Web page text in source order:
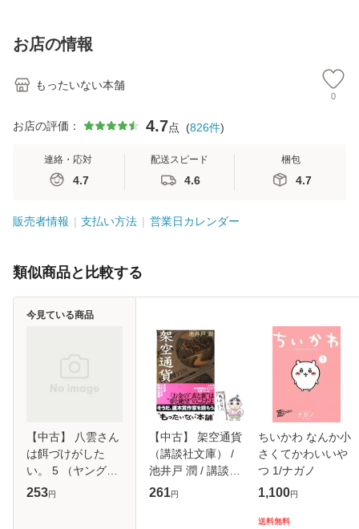
恵 藤本幸三 / 南江
堂 [単行
お店の情報
もったいない本舗
0
お店の評価： 4.7点 (826件)
連絡・応対
4.7
配送スピード
4.6
梱包
4.7
販売者情報 支払い方法 営業日カレンダー
類似商品と比較する
【中古】 八雲さん
は餌づけがした
い。 5 （ヤングガ
ンガンコミック
253円
今見ている商品
【中古】 架空通貨
（講談社文庫） /
池井戸 潤 / 講談社
[文庫]【メール便送
261円
ちいかわ なんか小
さくてかわいいや
つ 1/ナガノ
1,100円
送料無料